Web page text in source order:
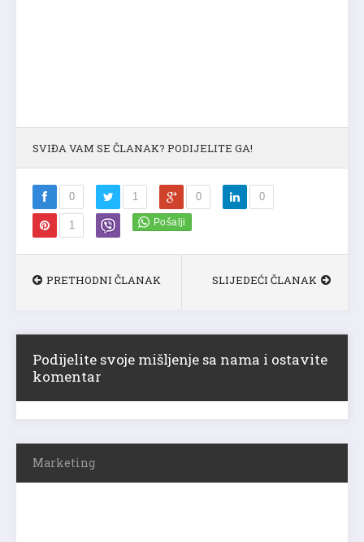
SVIĐA VAM SE ČLANAK? PODIJELITE GA!
0 1 0 0
1
PRETHODNI ČLANAK SLIJEDEĆI ČLANAK
Podijelite svoje mišljenje sa nama i ostavite
komentar
Marketing